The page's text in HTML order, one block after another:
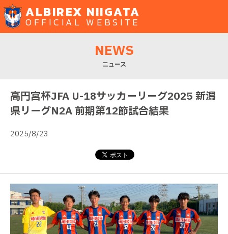
ALBIREX NIIGATA
OFFICIAL WEBSITE
NEWS
ニュース
高円宮杯JFA U-18サッカーリーグ2025 新潟
県リーグN2A 前期第12節試合結果
2025/8/23